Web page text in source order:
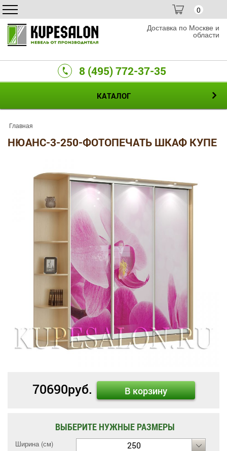
0
Доставка по Москве и
области
8 (495) 772-37-35
КАТАЛОГ
Главная
НЮАНС-3-250-ФОТОПЕЧАТЬ ШКАФ КУПЕ
70690руб. В корзину
ВЫБЕРИТЕ НУЖНЫЕ РАЗМЕРЫ
Ширина (см) 250